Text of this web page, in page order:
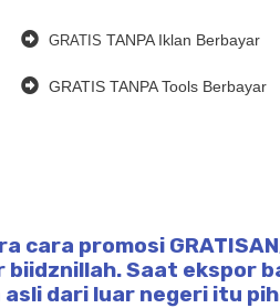
GRATIS TANPA Iklan Berbayar
GRATIS TANPA Tools Berbayar
promosi
Saat ekspor
dari luar negeri itu